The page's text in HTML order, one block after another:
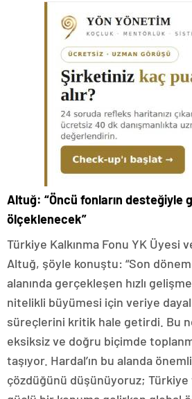
Altuğ: “Öncü fonların desteğiyle
ölçeklenecek”
Türkiye Kalkınma Fonu YK Üyesi
Altuğ, şöyle konuştu: “Son
alanında gerçekleşen hızlı
nitelikli büyümesi için veriye
süreçlerini kritik hale getirdi. Bu
eksiksiz ve doğru biçimde
taşıyor. Hardal’ın bu alanda
çözdüğünü düşünüyoruz; Türkiye